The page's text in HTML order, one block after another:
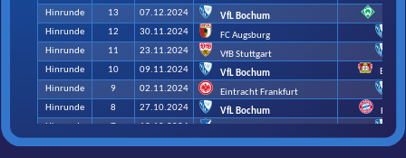
Hinrunde
13 07.12.2024 VfL Bochum
Hinrunde
12 30.11.2024 FC Augsburg
Hinrunde
11 23.11.2024 VfB Stuttgart
Hinrunde
10 09.11.2024 VfL Bochum
Bayer
Hinrunde
9 02.11.2024 Eintracht Frankfurt
Hinrunde
8 27.10.2024 VfL Bochum
FC
Hinrunde
7 19.10.2024
Hinrunde
6 05.10.2024 VfL Bochum